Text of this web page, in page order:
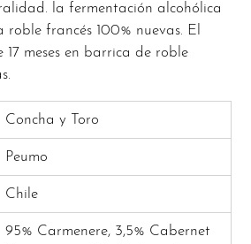
la fermentación alcohólica
francés 100% nuevas. El
17 meses en barrica de roble
Concha y Toro
Peumo
Chile
95% Carmenere, 3,5% Cabernet